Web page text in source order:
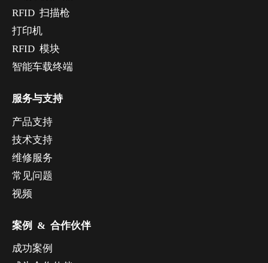
RFID 扫描枪
打印机
RFID 模块
智能车载终端
服务与支持
产品支持
技术支持
维修服务
常见问题
视频
案例 & 合作伙伴
成功案例